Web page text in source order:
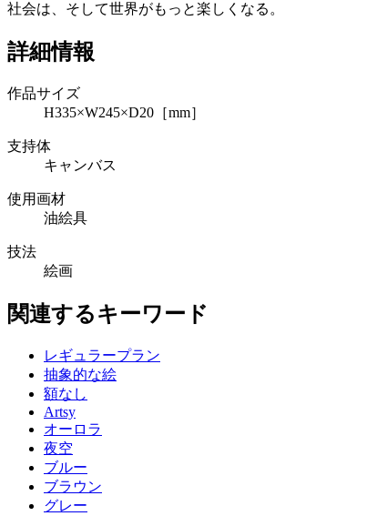
社会は、そして世界がもっと楽しくなる。
詳細情報
作品サイズ
H335×W245×D20［mm］
支持体
キャンバス
使用画材
油絵具
技法
絵画
関連するキーワード
レギュラープラン
抽象的な絵
額なし
Artsy
オーロラ
夜空
ブルー
ブラウン
グレー